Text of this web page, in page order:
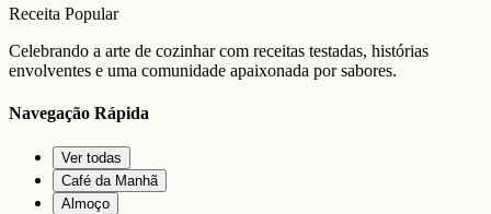
Receita Popular
Celebrando a arte de cozinhar com receitas testadas, histórias
envolventes e uma comunidade apaixonada por sabores.
Navegação Rápida
Ver todas
Café da Manhã
Almoço